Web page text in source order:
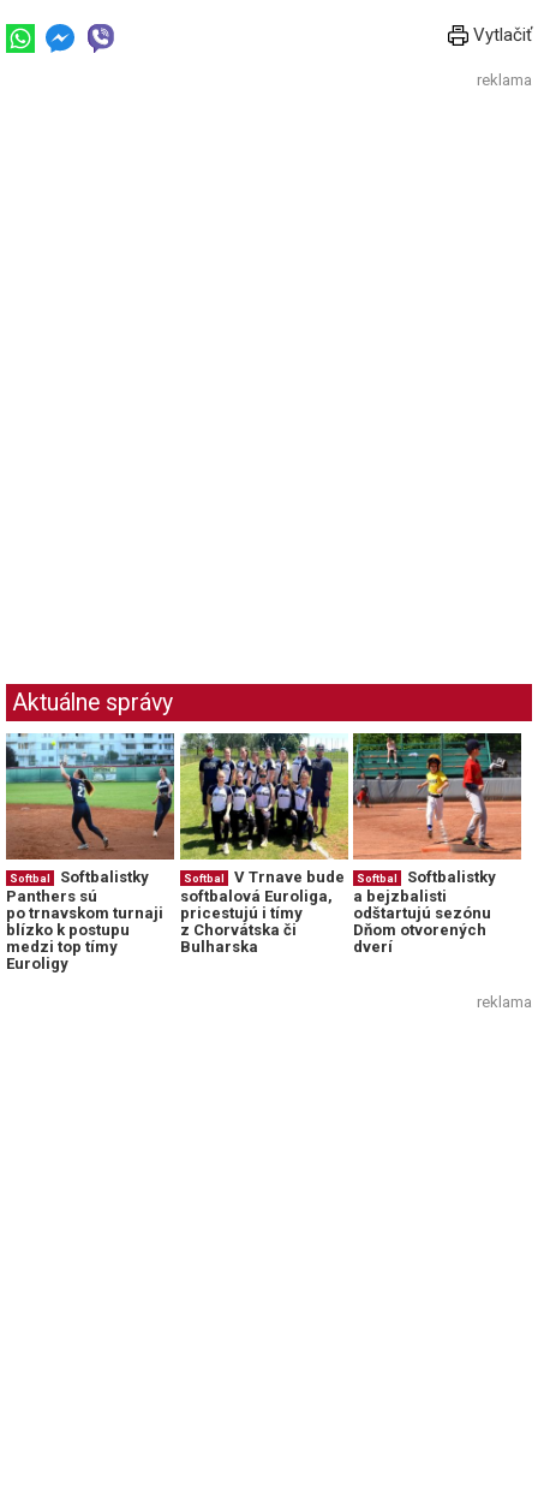
Vytlačiť
reklama
Aktuálne správy
Softbal
Softbalistky
Panthers sú
po trnavskom turnaji
blízko k postupu
medzi top tímy
Euroligy
Softbal
V Trnave bude
softbalová Euroliga,
pricestujú i tímy
z Chorvátska či
Bulharska
Softbal
Softbalistky
a bejzbalisti
odštartujú sezónu
Dňom otvorených
dverí
reklama